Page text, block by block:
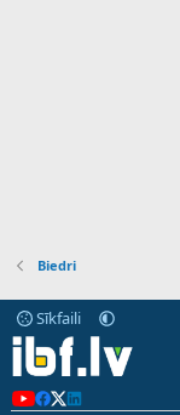
Biedri
Sīkfaili